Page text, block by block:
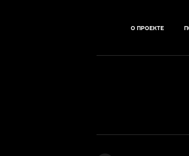
О ПРОЕКТЕ